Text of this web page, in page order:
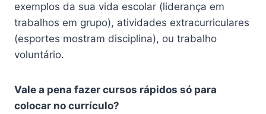
exemplos da sua vida escolar (liderança em
trabalhos em grupo), atividades extracurriculares
(esportes mostram disciplina), ou trabalho
voluntário.
Vale a pena fazer cursos rápidos só para
colocar no currículo?